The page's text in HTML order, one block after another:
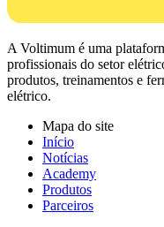
A Voltimum é uma
profissionais do setor
produtos, treinamentos e
elétrico.
Mapa do site
Início
Notícias
Academy
Produtos
Parceiros